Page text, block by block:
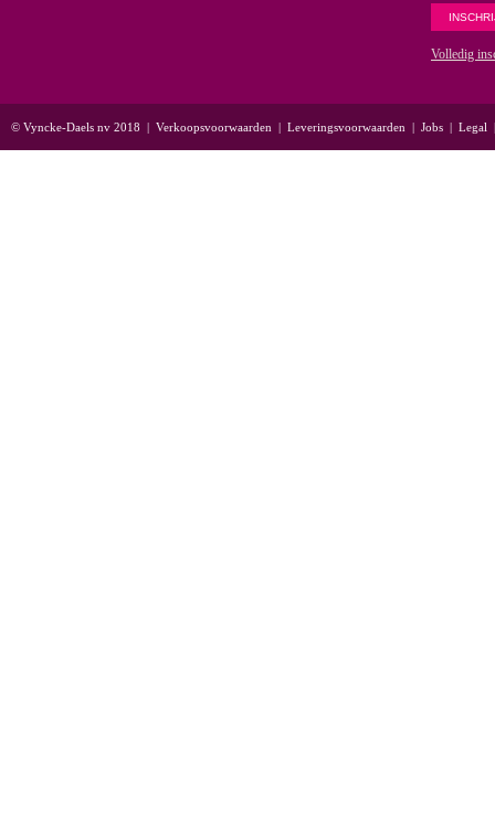
Volledig
© Vyncke-Daels nv 2018 | Verkoopsvoorwaarden | Leveringsvoorwaarden | Jobs | Legal